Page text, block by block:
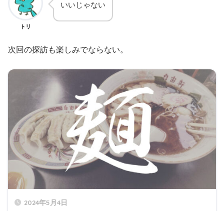
トリ
いいじゃない
次回の探訪も楽しみでならない。
2024年5月4日